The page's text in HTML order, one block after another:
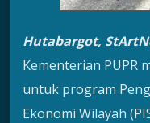
Hutabargot,
Kementerian PUPR
untuk program
Ekonomi Wilayah